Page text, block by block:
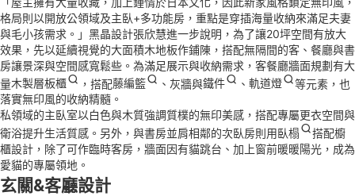
格局則以開放公領域及主臥+多功能房，重點是穿插海量收納來滿足夫妻
與毛小孩需求。」黑晶設計張欣慧進一步說明，為了讓20坪空間有放大
效果，先以延續視覺的大面積木地板作鋪陳，搭配無隔間的客、餐廳與書
房讓景深與空間感寬鬆些。為滿足展示與收納需求，客餐廳牆面規劃有大
量木製層板櫃 ，搭配藤編籃 、灰牆與鐵件 、 軌道燈
等元素，也
落實無印風的收納精髓。
私領域的主臥室以白色與木質強調質樸的無印美感，搭配專屬更衣空間與
衛浴提升生活質感。另外，與書房並肩相鄰的次臥房則用臥榻
搭配櫥
櫃設計，除了可作臨時客房，牆面因有貓跳台、加上窗前暖暖陽光，成為
愛貓的專屬領地。
玄關&客廳設計